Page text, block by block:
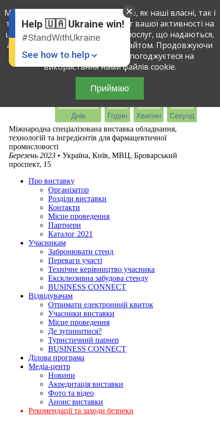
Ukrainian
-1405
Днів
-9
Годин
21
Хвилин
Секунд
Міжнародна спеціалізована виставка обладнання,
технологій та інгредієнтів для фармацевтичної
промисловості
Березень 2023 • Україна, Київ, МВЦ, Броварський
проспект, 15
Про виставку
Організатор
Розділи виставки
Контакти
Місце проведення
Партнери
Каталог 2021
Учасникам
Забронювати стенд
Переваги участі
Технічне керівництво учасника
Ексклюзивна забудова стенду
BUSINESS CONNECT
Відвідувачам
Отримати електронний квиток
Учасники виставки
Місце проведення
Де зупинитися?
Туристичний парнер
BUSINESS CONNECT
Ділова програма
Медіа-центр
Новини
Акредитація виставки
Фото та відео
Анонс виставки
Рекомендації та заходи безпеки
Help 🇺🇦 Ukraine win!
#StandWithUkraine
See how to help
Donate
Support Ukraine
Share this widget
Ми використовуємо файли cookie, як наші власні, так і
третіх осіб, щоб визначити обсяг вашої активності на
цьому сайті і поліпшити якість послуг, що надаються,
аналізуючи вашу взаємодію з сайтом. Продовжуючи
використовувати сайт, ви погоджуєтеся на
використання нами файлів cookie.
Приймаю